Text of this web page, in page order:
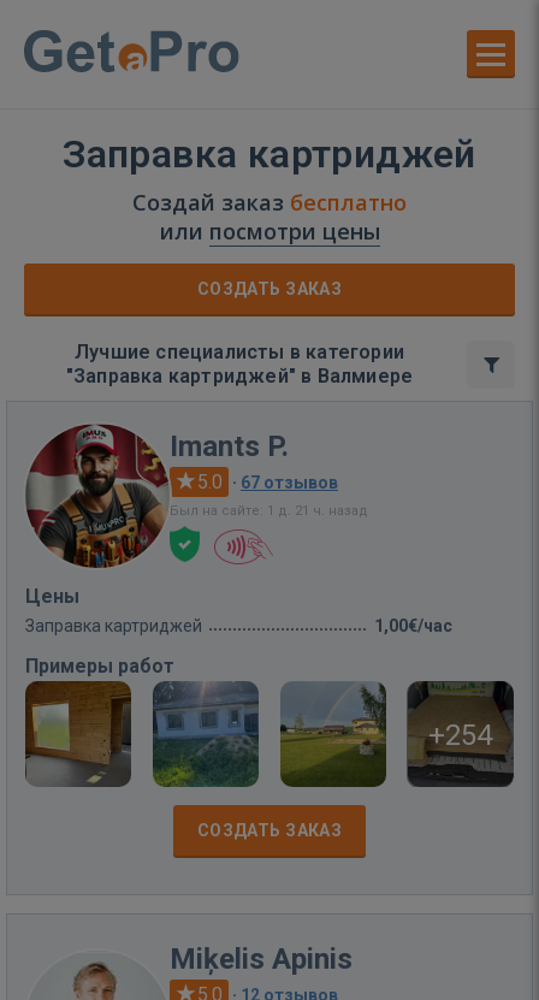
Заправка картриджей
Создай заказ бесплатно
или посмотри цены
СОЗДАТЬ ЗАКАЗ
Лучшие специалисты в категории
"Заправка картриджей" в Валмиере
Imants P.
5.0 · 67 отзывов
Был на сайте: 1 д. 21 ч. назад
Цены
Заправка картриджей 1,00€/час
Примеры работ
+254
СОЗДАТЬ ЗАКАЗ
Miķelis Apinis
5.0 · 12 отзывов